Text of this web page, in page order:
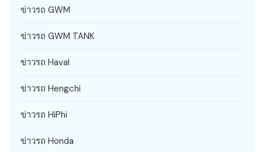
ข่าวรถ GWM
ข่าวรถ GWM TANK
ข่าวรถ Haval
ข่าวรถ Hengchi
ข่าวรถ HiPhi
ข่าวรถ Honda